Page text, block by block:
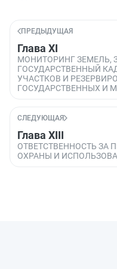
ПРЕДЫДУЩАЯ
Глава XI
МОНИТОРИНГ ЗЕМЕЛЬ,
ГОСУДАРСТВЕННЫЙ
УЧАСТКОВ И
ГОСУДАРСТВЕННЫХ И
СЛЕДУЮЩАЯ
Глава XIII
ОТВЕТСТВЕННОСТЬ ЗА
ОХРАНЫ И